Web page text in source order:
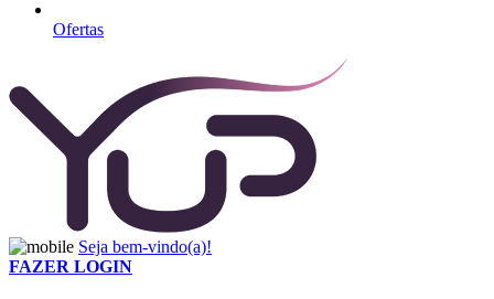
Ofertas
Seja bem-vindo(a)!
FAZER LOGIN